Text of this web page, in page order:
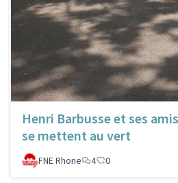
Henri Barbusse et ses amis
se mettent au vert
FNE Rhone
4 0